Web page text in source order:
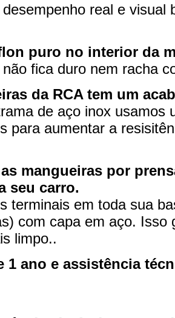
real e visual
puro no interior da
fica duro nem racha
da RCA tem um
de aço inox usamos
para aumentar a
mangueiras por
seu carro.
terminais em toda sua
com capa em aço. Isso
limpo..
1 ano e assistência